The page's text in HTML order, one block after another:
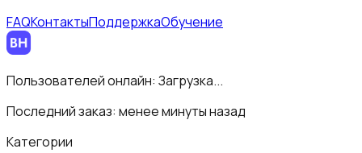
FAQКонтактыПоддержкаОбучение
Пользователей онлайн: Загрузка...
Последний заказ: менее минуты назад
Категории